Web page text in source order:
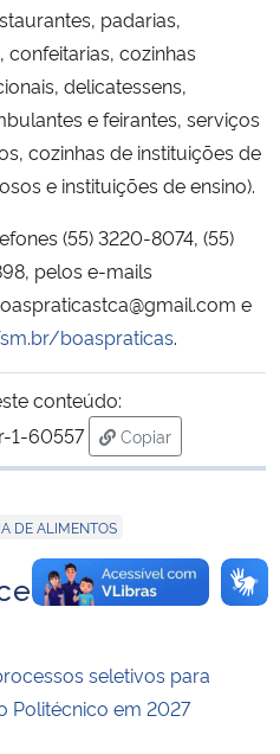
padarias,
confeitarias, cozinhas
delicatessens,
e feirantes, serviços
cozinhas de instituições de
e instituições de ensino).
(55) 3220-8074, (55)
pelos e-mails
e
boaspraticas.
conteúdo:
1-60557
Copiar
para área de
DE ALIMENTOS
seletivos para
Politécnico em 2027